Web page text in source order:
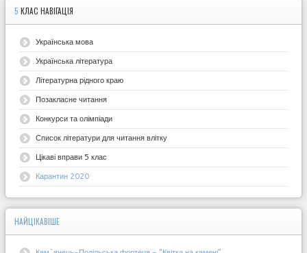
5 КЛАС НАВІГАЦІЯ
Українська мова
Українська література
Літературна рідного краю
Позакласне читання
Конкурси та олімпіади
Список літератури для читання влітку
Цікаві вправи 5 клас
Карантин 2020
НАЙЦІКАВІШЕ